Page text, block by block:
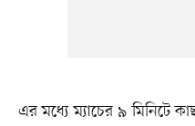
এর মধ্যে ম্যাচের ৯ মিনিটে